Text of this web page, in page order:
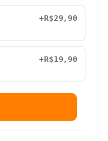
+R$29,90
+R$19,90